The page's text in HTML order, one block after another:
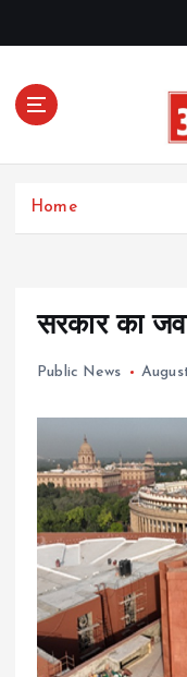
c
Amolak
Home
सरकार का
Public News